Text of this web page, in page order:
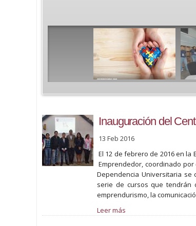
Inauguración del
13 Feb 2016
El 12 de febrero de 2016 en
Emprendedor, coordinado
Dependencia Universitaria
serie de cursos que tendrán
emprendurismo, la
Leer más